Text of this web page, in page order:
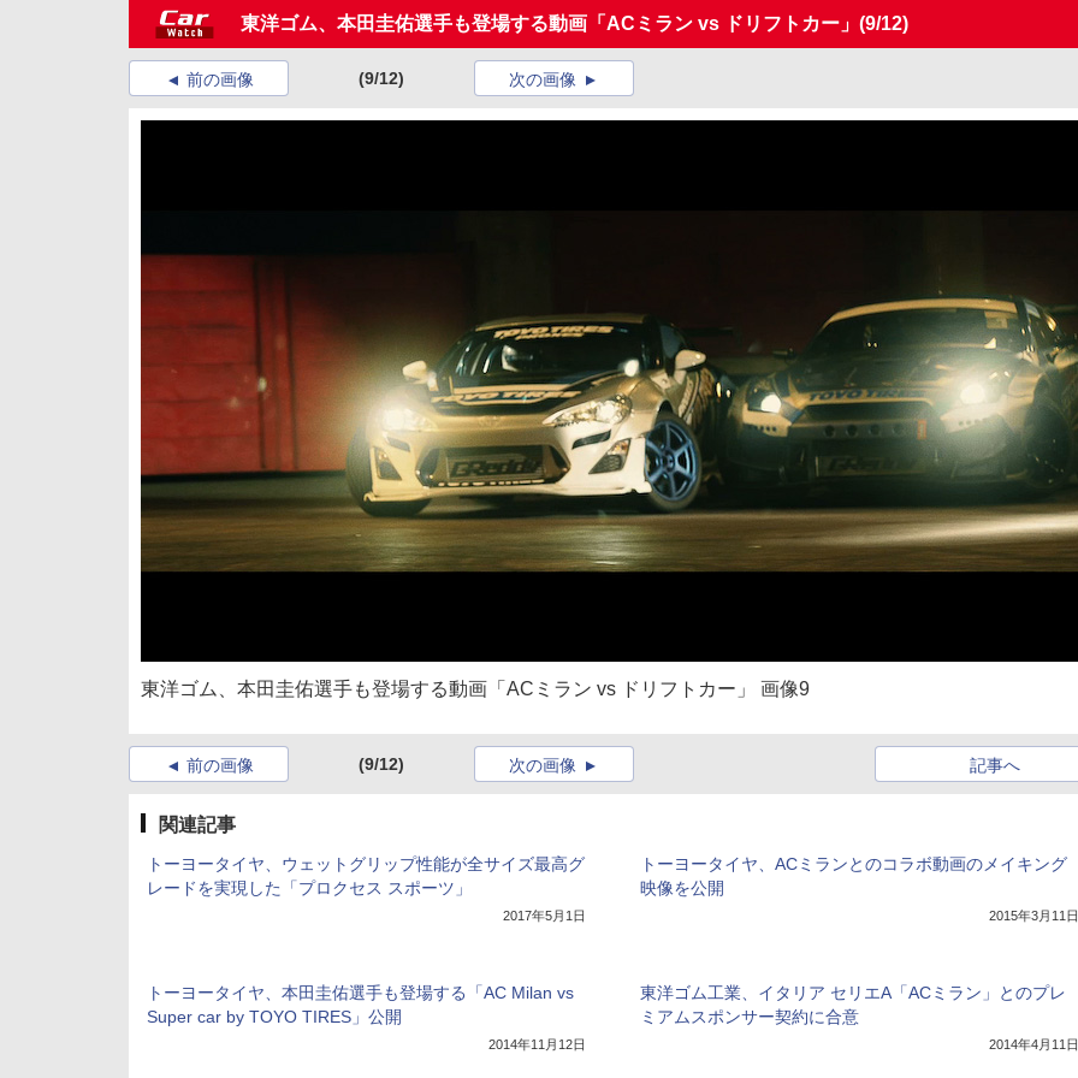
東洋ゴム、本田圭佑選手も登場する動画「ACミラン vs ドリフトカー」 (9/12)
前の画像 (9/12) 次の画像
東洋ゴム、本田圭佑選手も登場する動画「ACミラン vs ドリフトカー」 画像9
前の画像 (9/12) 記事へ
次の画像
関連記事
トーヨータイヤ、ウェットグリップ性能が全サイズ最高グ
レードを実現した「プロクセス スポーツ」
2017年5月1日
トーヨータイヤ、ACミランとのコラボ動画のメイキング
映像を公開
2015年3月11日
トーヨータイヤ、本田圭佑選手も登場する「AC Milan vs
Super car by TOYO TIRES」公開
2014年11月12日
東洋ゴム工業、イタリア セリエA「ACミラン」とのプレ
ミアムスポンサー契約に合意
2014年4月11日